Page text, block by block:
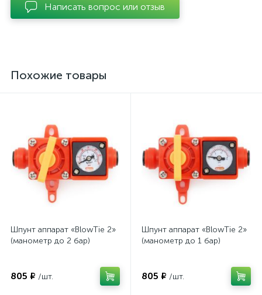
Написать вопрос или отзыв
Похожие товары
Шпунт аппарат «BlowTie 2»
(манометр до 2 бар)
805 ₽ /шт.
Шпунт аппарат «BlowTie 2»
(манометр до 1 бар)
805 ₽ /шт.